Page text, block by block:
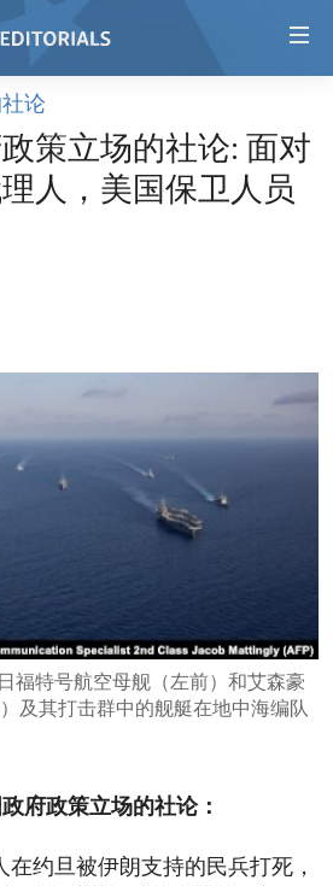
论
策立场的社论: 面对
人，美国保卫人员
福特号航空母舰（左前）和艾森豪
及其打击群中的舰艇在地中海编队
府政策立场的社论：
在约旦被伊朗支持的民兵打死，